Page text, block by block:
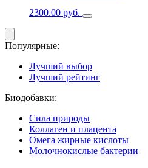
2300.00 руб.
Популярные:
Лучший выбор
Лучший рейтинг
Биодобавки:
Сила природы
Коллаген и плацента
Омега жирные кислоты
Молочнокислые бактерии